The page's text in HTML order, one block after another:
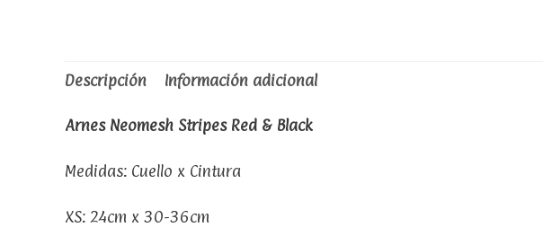
Descripción Información adicional
Arnes Neomesh Stripes Red & Black
Medidas: Cuello x Cintura
XS: 24cm x 30-36cm